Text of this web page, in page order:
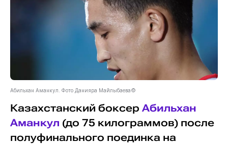
Абильхан Аманкул. Фото Данияра Майлыбаева©
Казахстанский боксер Абильхан
Аманкул (до 75 килограммов) после
полуфинального поединка на